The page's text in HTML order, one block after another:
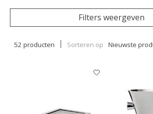
Filters weergeven
52 producten Sorteren op Nieuwste